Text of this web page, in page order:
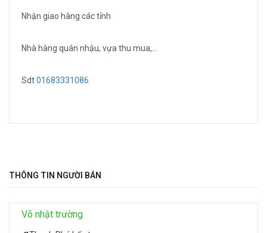
Nhận giao hàng các tỉnh
Nhà hàng quán nhậu, vựa thu mua,...
Sdt01683331086
THÔNG TIN NGƯỜI BÁN
Võ nhật trường